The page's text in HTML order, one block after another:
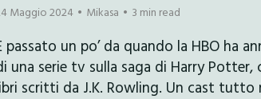
Maggio 2024 Mikasa 3 min read
passato un po’ da quando la HBO ha
una serie tv sulla saga di Harry Potter,
scritti da J.K. Rowling. Un cast